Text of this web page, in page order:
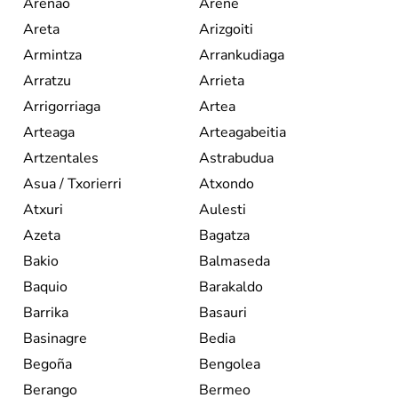
Areta
Arizgoiti
Armintza
Arrankudiaga
Arratzu
Arrieta
Arrigorriaga
Artea
Arteaga
Arteagabeitia
Artzentales
Astrabudua
Asua / Txorierri
Atxondo
Atxuri
Aulesti
Azeta
Bagatza
Bakio
Balmaseda
Baquio
Barakaldo
Barrika
Basauri
Basinagre
Bedia
Begoña
Bengolea
Berango
Bermeo